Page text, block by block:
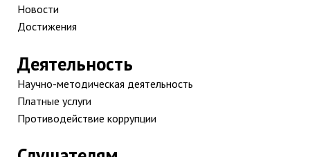
Новости
Достижения
Деятельность
Научно-методическая деятельность
Платные услуги
Противодействие коррупции